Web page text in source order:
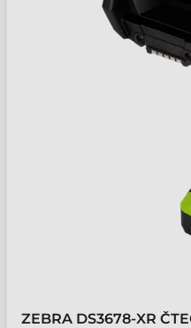
ZEBRA DS3678-XR